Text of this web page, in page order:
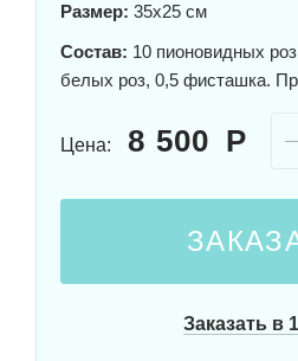
Размер: 35x25 см
Состав: 10 пионовидных
белых роз, 0,5 фисташка.
Цена: 8 500
Заказать в